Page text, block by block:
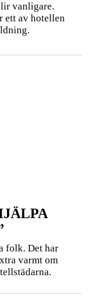
vanligare.
ett av hotellen
folk. Det har
varmt om